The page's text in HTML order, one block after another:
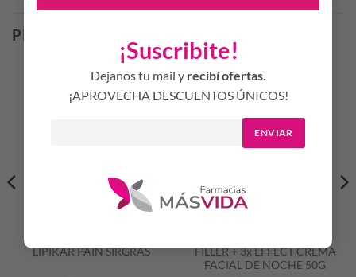
¡Suscribite!
Dejanos tu mail y recibí ofertas.
¡APROVECHA DESCUENTOS ÚNICOS!
ENVIAR
PRODUCTOS RELACIONADOS
LIPIKAR PAIN SIRGRAS
FILLER + 3x EFFECT CREMA
FACIAL DE NOCHE 50G